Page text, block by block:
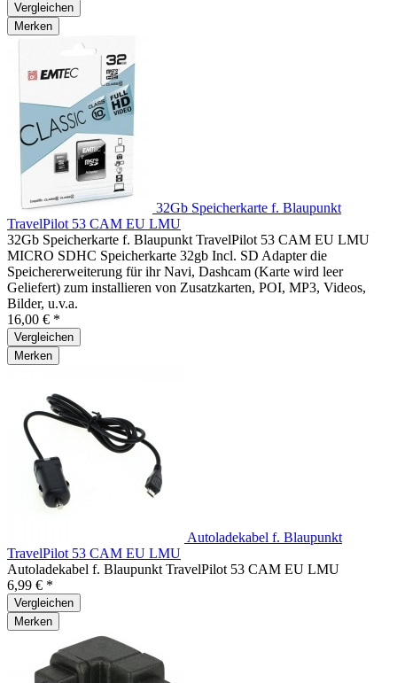
Vergleichen
Merken
32Gb Speicherkarte f. Blaupunkt
TravelPilot 53 CAM EU LMU
32Gb Speicherkarte f. Blaupunkt TravelPilot 53 CAM EU LMU
MICRO SDHC Speicherkarte 32gb Incl. SD Adapter die
Speichererweiterung für ihr Navi, Dashcam (Karte wird leer
Geliefert) zum installieren von Zusatzkarten, POI, MP3, Videos,
Bilder, u.v.a.
16,00 € *
Vergleichen
Merken
Autoladekabel f. Blaupunkt
TravelPilot 53 CAM EU LMU
Autoladekabel f. Blaupunkt TravelPilot 53 CAM EU LMU
6,99 € *
Vergleichen
Merken